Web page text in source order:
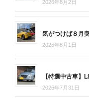
2026年8月2日
気がつけば８月
2026年8月1日
【特選中古車】
2026年7月31日